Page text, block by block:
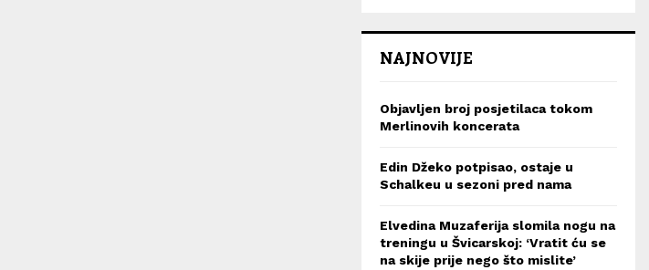
NAJNOVIJE
Objavljen broj posjetilaca tokom
Merlinovih koncerata
Edin Džeko potpisao, ostaje u
Schalkeu u sezoni pred nama
Elvedina Muzaferija slomila nogu na
treningu u Švicarskoj: ‘Vratit ću se
na skije prije nego što mislite’